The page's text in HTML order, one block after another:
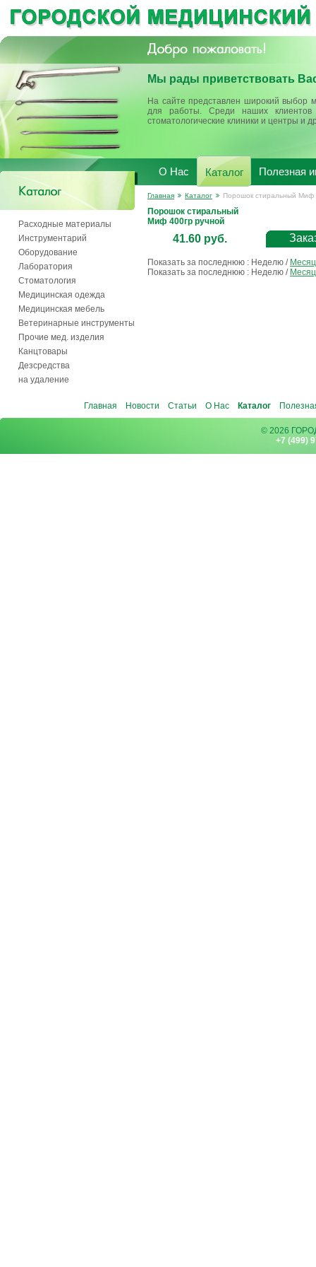
Мы рады приветствовать
На сайте представлен широкий выбор
для работы. Среди наших клиентов
стоматологические клиники и центры и
О Нас Каталог Полезная
Расходные материалы
Инструментарий
Оборудование
Лаборатория
Стоматология
Медицинская одежда
Медицинская мебель
Ветеринарные инструменты
Прочие мед. изделия
Канцтовары
Дезсредства
на удаление
Главная Каталог Порошок стиральный Миф
Порошок стиральный
Миф 400гр ручной
41.60 руб.
Показать за последнюю : Неделю / Месяц
Показать за последнюю : Неделю / Месяц
Главная Новости Статьи О Нас Каталог
© 2026
+7 (499)